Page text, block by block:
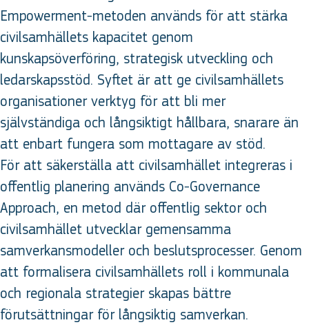
Empowerment-metoden används för att stärka
civilsamhällets kapacitet genom
kunskapsöverföring, strategisk utveckling och
ledarskapsstöd. Syftet är att ge civilsamhällets
organisationer verktyg för att bli mer
självständiga och långsiktigt hållbara, snarare än
att enbart fungera som mottagare av stöd.
För att säkerställa att civilsamhället integreras i
offentlig planering används Co-Governance
Approach, en metod där offentlig sektor och
civilsamhället utvecklar gemensamma
samverkansmodeller och beslutsprocesser. Genom
att formalisera civilsamhällets roll i kommunala
och regionala strategier skapas bättre
förutsättningar för långsiktig samverkan.